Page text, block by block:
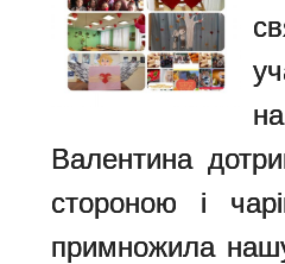
Валентина
стороною і
примножила